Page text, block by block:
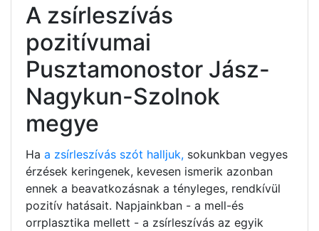
A zsírleszívás
pozitívumai
Pusztamonostor Jász-
Nagykun-Szolnok
megye
Ha a zsírleszívás szót halljuk, sokunkban vegyes
érzések keringenek, kevesen ismerik azonban
ennek a beavatkozásnak a tényleges, rendkívül
pozitív hatásait. Napjainkban - a mell-és
orrplasztika mellett - a zsírleszívás az egyik